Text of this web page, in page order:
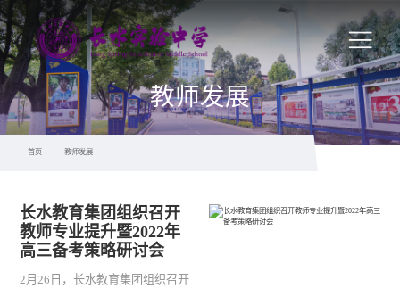
教师发展
首页 · 教师发展
长水教育集团组织召开
教师专业提升暨2022年
高三备考策略研讨会
2月26日，长水教育集团组织召开